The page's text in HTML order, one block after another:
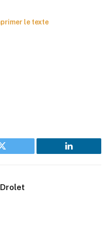
le texte
Twitter LinkedIn